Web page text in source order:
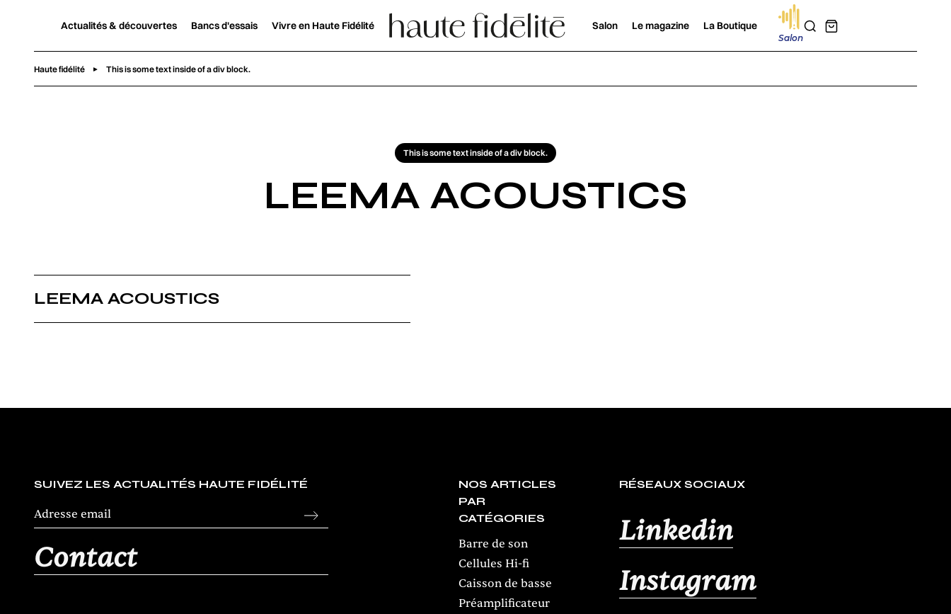
Actualités & découvertes Bancs d'essais Vivre en Haute Fidélité Salon Le magazine La Boutique
Salon
Haute fidélité This is some text inside of a div block.
This is some text inside of a div block.
LEEMA ACOUSTICS
LEEMA ACOUSTICS
SUIVEZ LES ACTUALITÉS HAUTE FIDÉLITÉ
Contact
NOS ARTICLES
PAR
CATÉGORIES
Barre de son
Cellules Hi-fi
Caisson de basse
Préamplificateur
RÉSEAUX SOCIAUX
Linkedin
Instagram